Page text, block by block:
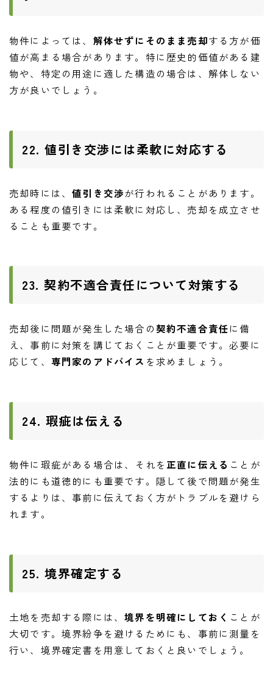
物件によっては、 解体せずにそのまま売却する方が価
値が高まる場合があります。特に歴史的価値がある建
物や、特定の用途に適した構造の場合は、解体しない
方が良いでしょう。
22. 値引き交渉には柔軟に対応する
売却時には、値引き交渉が行われることがあります。
ある程度の値引きには柔軟に対応し、売却を成立させ
ることも重要です。
23. 契約不適合責任について対策する
売却後に問題が発生した場合の 契約不適合責任に備
え、事前に対策を講じておくことが重要です。必要に
応じて、 専門家のアドバイス を求めましょう。
24. 瑕疵は伝える
物件に瑕疵がある場合は、それを 正直に伝える ことが
法的にも道徳的にも重要です。隠して後で問題が発生
するよりは、事前に伝えておく方がトラブルを避けら
れます。
25. 境界確定する
土地を売却する際には、境界を明確にしておく ことが
大切です。境界紛争を避けるためにも、事前に測量を
行い、境界確定書を用意しておくと良いでしょう。